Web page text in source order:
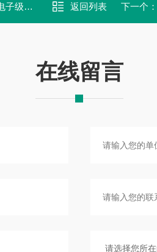
烧杯 返回列表 下一个：
在线留言